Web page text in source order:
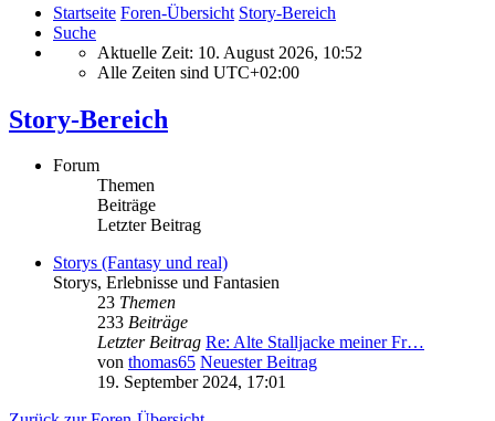
Startseite Foren-Übersicht Story-Bereich
Suche
Aktuelle Zeit: 10. August 2026, 10:52
Alle Zeiten sind UTC+02:00
Story-Bereich
Forum
Themen
Beiträge
Letzter Beitrag
Storys (Fantasy und real)
Storys, Erlebnisse und Fantasien
23 Themen
233 Beiträge
Letzter Beitrag Re: Alte Stalljacke meiner Fr…
von thomas65 Neuester Beitrag
19. September 2024, 17:01